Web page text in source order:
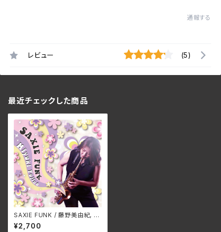
通報する
レビュー (5)
最近チェックした商品
SAXIE FUNK / 藤野美由紀, 佐
橋佳幸
¥2,700